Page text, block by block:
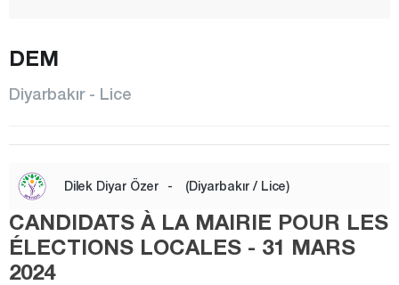
KULP
LİCE
DEM
Diyarbakır - Lice
Dilek Diyar Özer - (Diyarbakır / Lice)
CANDIDATS À LA MAIRIE POUR LES
ÉLECTIONS LOCALES - 31 MARS
2024